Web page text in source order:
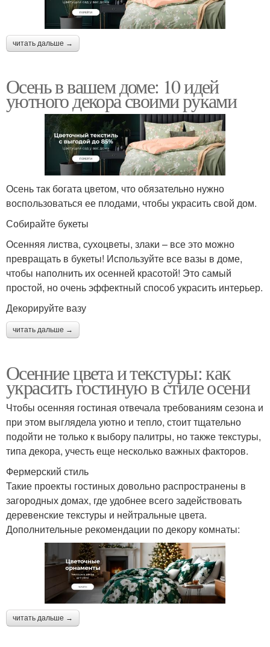
читать дальше →
Осень в вашем доме: 10 идей
уютного декора своими руками
Осень так богата цветом, что обязательно нужно
воспользоваться ее плодами, чтобы украсить свой дом.
Собирайте букеты
Осенняя листва, сухоцветы, злаки – все это можно
превращать в букеты! Используйте все вазы в доме,
чтобы наполнить их осенней красотой! Это самый
простой, но очень эффектный способ украсить интерьер.
Декорируйте вазу
читать дальше →
Осенние цвета и текстуры: как
украсить гостиную в стиле осени
Чтобы осенняя гостиная отвечала требованиям сезона и
при этом выглядела уютно и тепло, стоит тщательно
подойти не только к выбору палитры, но также текстуры,
типа декора, учесть еще несколько важных факторов.
Фермерский стиль
Такие проекты гостиных довольно распространены в
загородных домах, где удобнее всего задействовать
деревенские текстуры и нейтральные цвета.
Дополнительные рекомендации по декору комнаты:
читать дальше →